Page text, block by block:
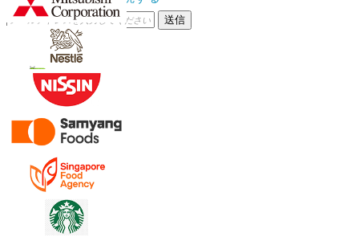
送信
オンライン信頼性